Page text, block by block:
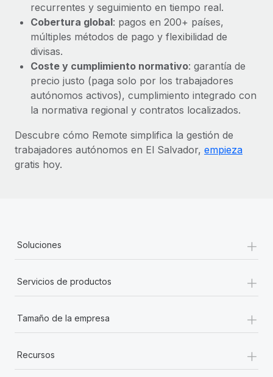
recurrentes y seguimiento en tiempo real.
Cobertura global: pagos en 200+ países,
múltiples métodos de pago y flexibilidad de
divisas.
Coste y cumplimiento normativo: garantía de
precio justo (paga solo por los trabajadores
autónomos activos), cumplimiento integrado con
la normativa regional y contratos localizados.
Descubre cómo Remote simplifica la gestión de
trabajadores autónomos en El Salvador, empieza
gratis hoy.
Soluciones +
Servicios de productos +
Tamaño de la empresa +
Recursos +